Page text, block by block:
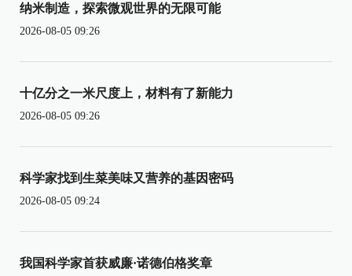
纳米制造，探索微观世界的无限可能
2026-08-05 09:26
十亿分之一米尺度上，材料有了新能力
2026-08-05 09:26
科学家找到生菜美味又营养的基因密码
2026-08-05 09:24
我国科学家首获威廉·诺德伯格奖章